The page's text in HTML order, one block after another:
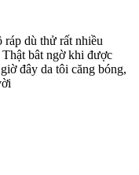
dù thử rất nhiều
bât ngờ khi được
đây da tôi căng bóng,